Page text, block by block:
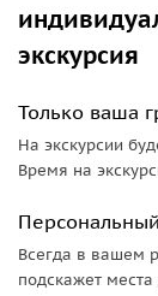
• входные
экскурсия
Только ваша
На экскурсии
Время на
Всегда в вашем
подскажет места